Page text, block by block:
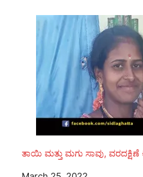
ತಾಯಿ ಮತ್ತು ಮಗು ಸಾವು, ವರದಕ್ಷಿಣೆ